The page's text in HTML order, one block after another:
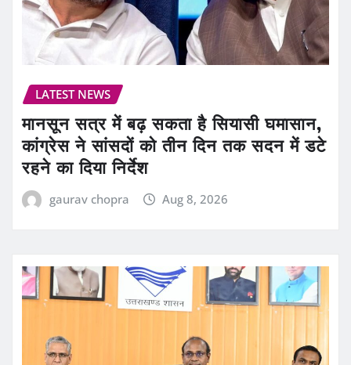
LATEST NEWS
मानसून सत्र में बढ़ सकता है सियासी घमासान,
कांग्रेस ने सांसदों को तीन दिन तक सदन में डटे
रहने का दिया निर्देश
gaurav chopra Aug 8, 2026